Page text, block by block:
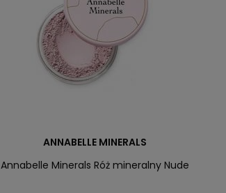
ANNABELLE MINERALS
Annabelle Minerals Róż mineralny Nude